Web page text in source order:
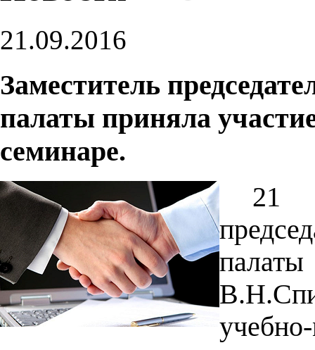
21.09.2016
Заместитель
палаты приняла
семинаре.
21